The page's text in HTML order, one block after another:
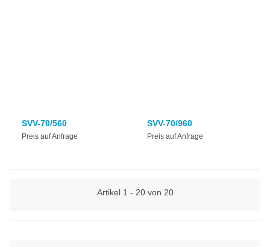
SVV-70/560
Preis auf Anfrage
SVV-70/960
Preis auf Anfrage
Artikel 1 - 20 von 20